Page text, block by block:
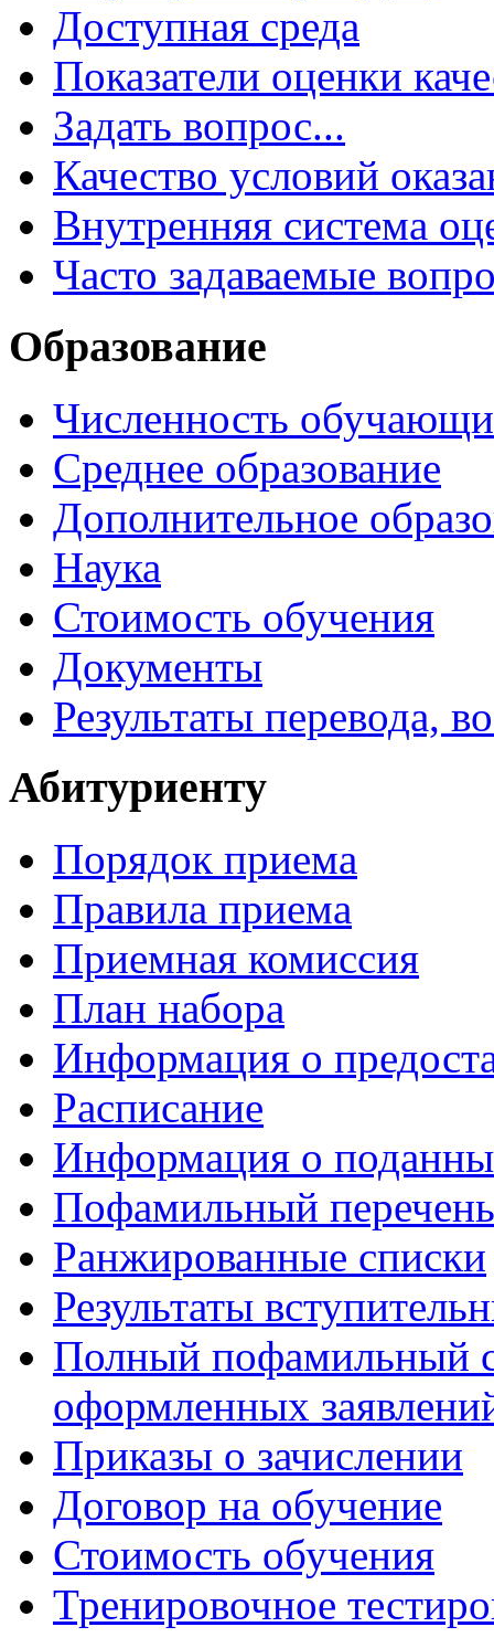
Доступная среда
Показатели оценки
Задать вопрос...
Качество условий
Внутренняя система
Часто задаваемые
Образование
Численность
Среднее образование
Дополнительное
Наука
Стоимость обучения
Документы
Результаты перевода,
Абитуриенту
Порядок приема
Правила приема
Приемная комиссия
План набора
Информация о
Расписание
Информация о
Пофамильный
Ранжированные списки
Результаты
Полный пофамильный
оформленных
Приказы о зачислении
Договор на обучение
Стоимость обучения
Тренировочное